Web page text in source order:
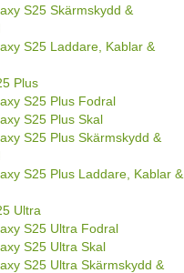
S25 Skärmskydd &
S25 Laddare, Kablar &
Plus
S25 Plus Fodral
S25 Plus Skal
S25 Plus Skärmskydd &
S25 Plus Laddare, Kablar &
Ultra
S25 Ultra Fodral
S25 Ultra Skal
S25 Ultra Skärmskydd &